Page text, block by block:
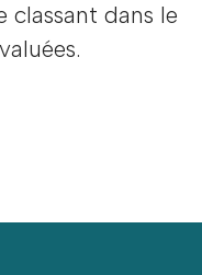
classant dans le